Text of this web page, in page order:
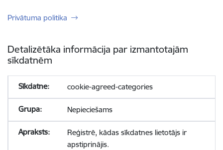
Privātuma politika
Detalizētāka informācija par izmantotajām
sīkdatnēm
cookie-agreed-categories
Nepieciešams
Reģistrē, kādas sīkdatnes lietotājs ir
apstiprinājis.